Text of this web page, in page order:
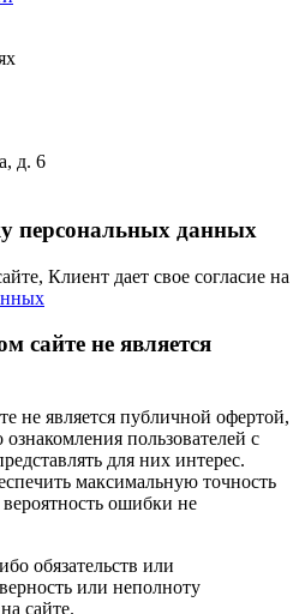
д. 6
персональных данных
Клиент дает свое согласие на
сайте не является
не является публичной офертой,
пользователей с
для них интерес.
максимальную точность
ошибки не
обязательств или
или неполноту
сайте.